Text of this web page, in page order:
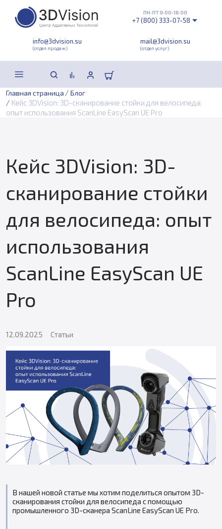
info@3dvision.su
(отдел продаж)
mail@3dvision.su
(отдел услуг)
ПН-ПТ 9:00-18:00
+7 (800) 333-07-58
Главная страница / Блог
/ Кейс 3DVision: 3D-сканирование стойки для велосипеда:
опыт использования ScanLine EasyScan UE Pro
Кейс 3DVision: 3D-
сканирование стойки
для велосипеда: опыт
использования
ScanLine EasyScan UE
Pro
12.09.2025 Статьи
В нашей новой статье мы хотим поделиться опытом 3D-
сканирования стойки для велосипеда с помощью
промышленного 3D-сканера ScanLine EasyScan UE Pro.